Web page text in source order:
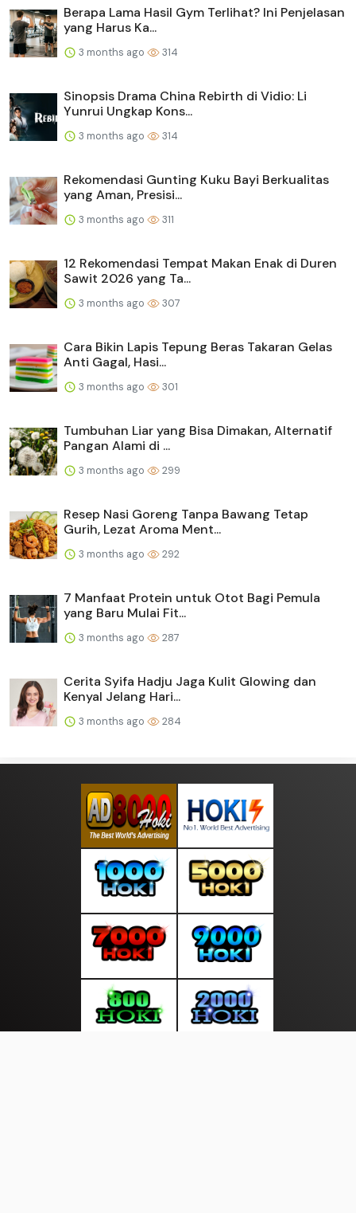
Berapa Lama Hasil Gym Terlihat? Ini Penjelasan
yang Harus Ka...
3 months ago 314
Sinopsis Drama China Rebirth di Vidio: Li
Yunrui Ungkap Kons...
3 months ago 314
Rekomendasi Gunting Kuku Bayi Berkualitas
yang Aman, Presisi...
3 months ago 311
12 Rekomendasi Tempat Makan Enak di Duren
Sawit 2026 yang Ta...
3 months ago 307
Cara Bikin Lapis Tepung Beras Takaran Gelas
Anti Gagal, Hasi...
3 months ago 301
Tumbuhan Liar yang Bisa Dimakan, Alternatif
Pangan Alami di ...
3 months ago 299
Resep Nasi Goreng Tanpa Bawang Tetap
Gurih, Lezat Aroma Ment...
3 months ago 292
7 Manfaat Protein untuk Otot Bagi Pemula
yang Baru Mulai Fit...
3 months ago 287
Cerita Syifa Hadju Jaga Kulit Glowing dan
Kenyal Jelang Hari...
3 months ago 284